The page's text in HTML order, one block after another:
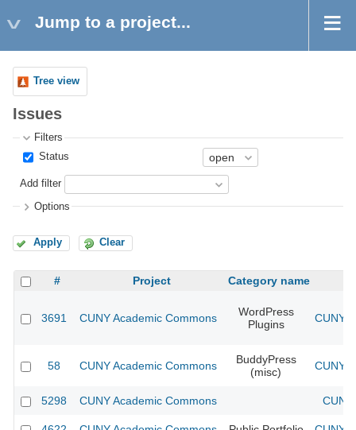
Jump to a project...
Tree view
Issues
Filters
Status
Add filter
Options
Apply Clear
# Project Category name
3691 CUNY Academic Commons
WordPress
Plugins
CUNY
58 CUNY Academic Commons
BuddyPress
(misc)
CUNY
5298 CUNY Academic Commons